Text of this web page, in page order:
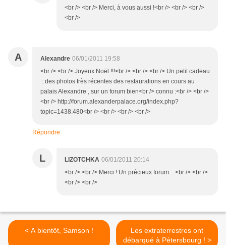
<br /> <br /> Merci, à vous aussi !<br /> <br /> <br />
<br />
A Alexandre 06/01/2011 19:58
<br /> <br /> Joyeux Noël !!!<br /> <br /> <br /> Un petit cadeau
: des photos très récentes des restaurations en cours au
palais Alexandre , sur un forum bien<br /> connu :<br /> <br />
<br /> http://forum.alexanderpalace.org/index.php?
topic=1438.480<br /> <br /> <br /> <br />
Répondre
L LIZOTCHKA 06/01/2011 20:14
<br /> <br /> Merci ! Un précieux forum... <br /> <br />
<br /> <br />
< A bientôt, Samson !
Les extraterrestres ont
débarqué à Pétersbourg ! >